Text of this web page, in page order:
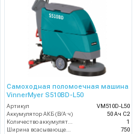
Самоходная поломоечная машина
VinnerMyer S510BD-L50
Артикул
VM510D-L50
Аккумулятор АКБ (В/А·ч)
50 Ач С2
Количество аккумуляторов (шт)
1
Ширина всасывающей балки (мм)
750